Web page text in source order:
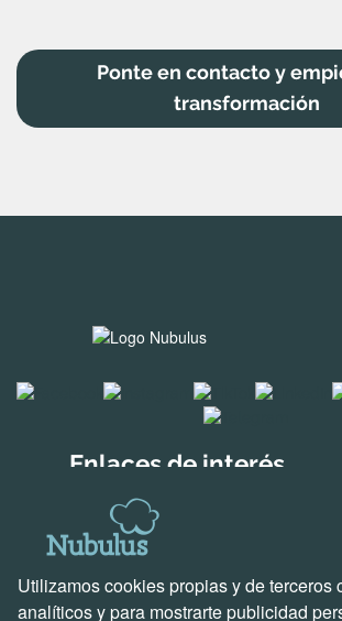
Ponte en contacto y
transformación
Enlaces de interés
Soluciones para empresas
Soluciones creadas por
Soporte y
Utilizamos cookies propias y de terceros
analíticos y para mostrarte publicidad